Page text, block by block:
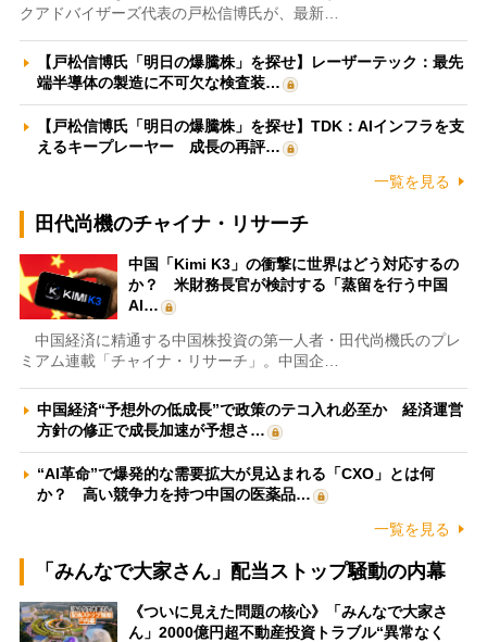
クアドバイザーズ代表の戸松信博氏が、最新…
【戸松信博氏「明日の爆騰株」を探せ】レーザーテック：最先
端半導体の製造に不可欠な検査装…
【戸松信博氏「明日の爆騰株」を探せ】TDK：AIインフラを支
えるキープレーヤー 成長の再評…
一覧を見る
田代尚機のチャイナ・リサーチ
中国「Kimi K3」の衝撃に世界はどう対応するの
か？ 米財務長官が検討する「蒸留を行う中国
AI…
中国経済に精通する中国株投資の第一人者・田代尚機氏のプレ
ミアム連載「チャイナ・リサーチ」。中国企…
中国経済“予想外の低成長”で政策のテコ入れ必至か 経済運営
方針の修正で成長加速が予想さ…
“AI革命”で爆発的な需要拡大が見込まれる「CXO」とは何
か？ 高い競争力を持つ中国の医薬品…
一覧を見る
「みんなで大家さん」配当ストップ騒動の内幕
《ついに見えた問題の核心》「みんなで大家さ
ん」2000億円超不動産投資トラブル“異常なく